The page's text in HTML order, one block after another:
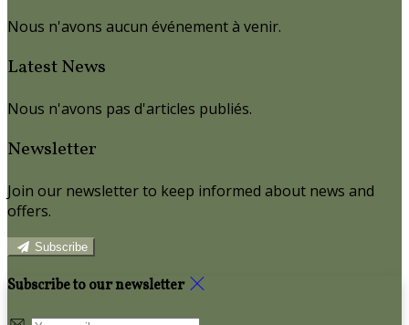
Nous n'avons aucun événement à venir.
Latest News
Nous n'avons pas d'articles publiés.
Newsletter
Join our newsletter to keep informed about news and
offers.
Subscribe
Subscribe to our newsletter